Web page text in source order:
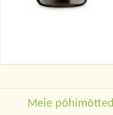
Meie põhimõtted